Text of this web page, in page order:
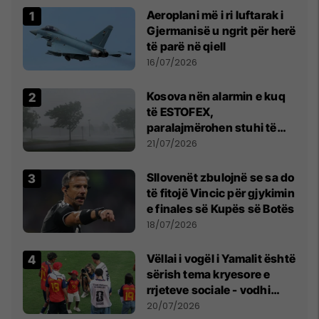
Aeroplani më i ri luftarak i
Gjermanisë u ngrit për herë
të parë në qiell
16/07/2026
Kosova nën alarmin e kuq
të ESTOFEX,
paralajmërohen stuhi të
fuqishme me breshër dhe
21/07/2026
Sllovenët zbulojnë se sa do
të fitojë Vincic për gjykimin
e finales së Kupës së Botës
18/07/2026
Vëllai i vogël i Yamalit është
sërish tema kryesore e
rrjeteve sociale - vodhi
vëmendjen pas finales së
20/07/2026